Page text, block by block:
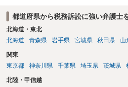
都道府県から税務訴訟に強い弁護士
北海道・東北
北海道
青森県 岩手県 宮城県 秋田県 山
関東
東京都
神奈川県 千葉県 埼玉県 茨城県
北陸・甲信越